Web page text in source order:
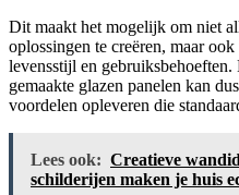
Dit maakt het mogelijk om niet
oplossingen te creëren, maar
levensstijl en
gemaakte glazen panelen kan
voordelen opleveren die
Lees ook: Creatieve
schilderijen maken je huis